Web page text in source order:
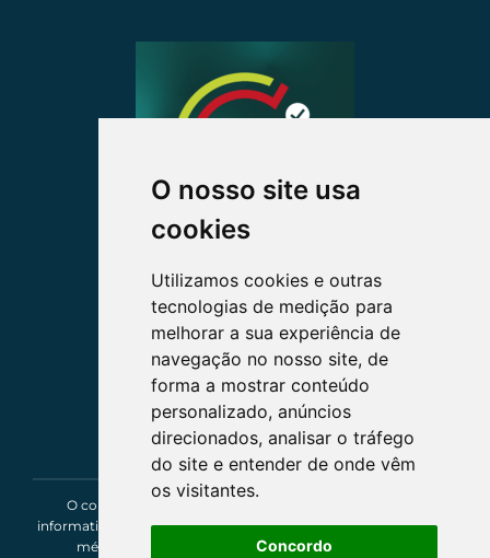
O nosso site usa
cookies
Utilizamos cookies e outras
tecnologias de medição para
melhorar a sua experiência de
navegação no nosso site, de
forma a mostrar conteúdo
personalizado, anúncios
direcionados, analisar o tráfego
do site e entender de onde vêm
os visitantes.
Concordo
O conteúdo deste site tem um caráter exclusivamente
informativo e de entretenimento, não constituindo um parecer
médico, de saúde, segurança ou assessoria jurídica.